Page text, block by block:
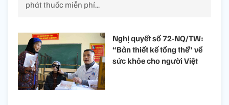
phát thuốc miễn phí...
Nghị quyết số 72-NQ/TW:
“Bản thiết kế tổng thể” về
sức khỏe cho người Việt